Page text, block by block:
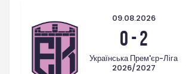
09.08.2026
0-2
Українська Прем'єр-Ліга
2026/2027